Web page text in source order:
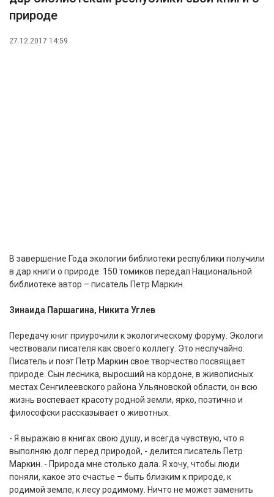
природе
27.12.2017 14:59
В завершение Года экологии библиотеки республики получили
в дар книги о природе. 150 томиков передал Национальной
библиотеке автор – писатель Петр Маркин.
Зинаида Паршагина, Никита Углев
Передачу книг приурочили к экологическому форуму. Экологи
чествовали писателя как своего коллегу. Это неслучайно.
Писатель и поэт Петр Маркин свое творчество посвящает
природе. Сын лесника, выросший на кордоне, в живописных
местах Сенгилеевского района Ульяновской области, он всю
жизнь воспевает красоту родной земли, ярко, поэтично и
философски рассказывает о животных.
- Я выражаю в книгах свою душу, и всегда чувствую, что я
выполняю долг перед природой, - делится писатель Петр
Маркин. - Природа мне столько дала. Я хочу, чтобы люди
поняли, какое это счастье – быть близким к природе, к
родимой земле, к лесу родимому. Ничто не может заменить